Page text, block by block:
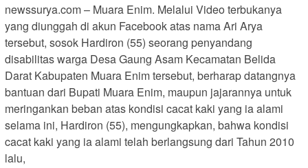
newssurya.com – Muara Enim. Melalui Video terbukanya
yang diunggah di akun Facebook atas nama Ari Arya
tersebut, sosok Hardiron (55) seorang penyandang
disabilitas warga Desa Gaung Asam Kecamatan Belida
Darat Kabupaten Muara Enim tersebut, berharap datangnya
bantuan dari Bupati Muara Enim, maupun jajarannya untuk
meringankan beban atas kondisi cacat kaki yang ia alami
selama ini, Hardiron (55), mengungkapkan, bahwa kondisi
cacat kaki yang ia alami telah berlangsung dari Tahun 2010
lalu,